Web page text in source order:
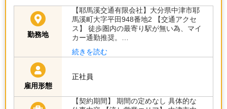
勤務地
【耶馬溪交通有限会社】大分県中津市耶
馬溪町大字平田948番地2 【交通アクセ
ス】 徒歩圏内の最寄り駅が無い為、マイ
カー通勤推奨。…
続きを読む
雇用形態
正社員
【契約期間】 期間の定めなし 具体的な